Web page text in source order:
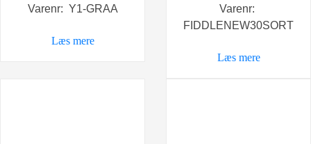
Varenr: Y1-GRAA
Læs mere
Varenr:
FIDDLENEW30SORT
Læs mere